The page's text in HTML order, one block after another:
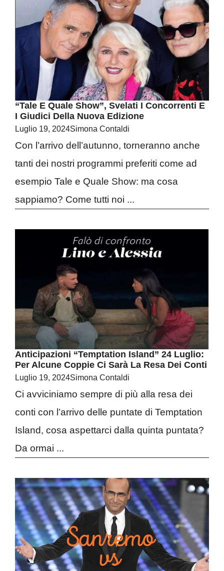
“Tale E Quale Show”, Svelati I Concorrenti E
I Giudici Della Nuova Edizione
Luglio 19, 2024Simona Contaldi
Con l’arrivo dell’autunno, torneranno anche
tanti dei nostri programmi preferiti come ad
esempio Tale e Quale Show: ma cosa
sappiamo? Come tutti noi ...
Anticipazioni “Temptation Island” 24 Luglio:
Per Alcune Coppie Ci Sarà La Resa Dei Conti
Luglio 19, 2024Simona Contaldi
Ci avviciniamo sempre di più alla resa dei
conti con l’arrivo delle puntate di Temptation
Island, cosa aspettarci dalla quinta puntata?
Da ormai ...